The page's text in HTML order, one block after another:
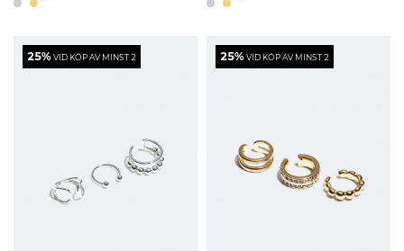
25%VID KÖP AV MINST 2 25%VID KÖP AV MINST 2